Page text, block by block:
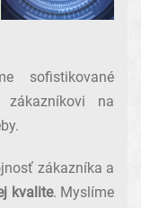
sofistikované
zákazníkovi na
zákazníka a
kvalite. Myslíme